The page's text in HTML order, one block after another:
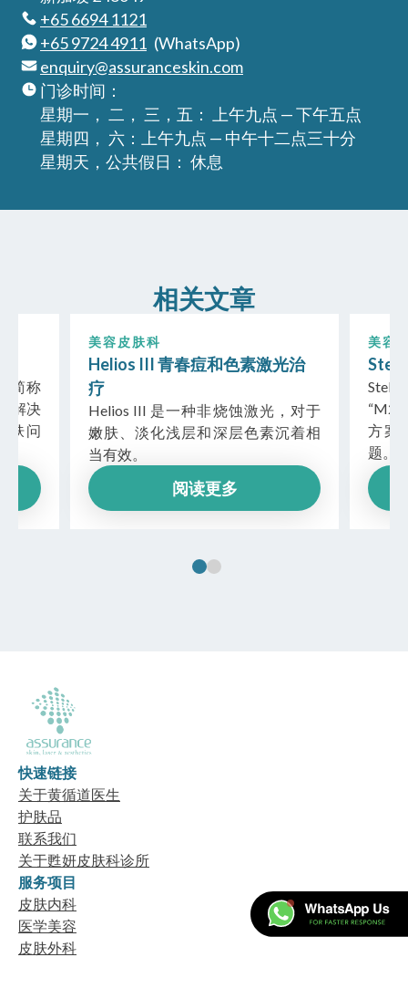
+65 6694 1121
+65 9724 4911 (WhatsApp)
enquiry@assuranceskin.com
门诊时间：
星期一， 二， 三，五： 上午九点 — 下午五点
星期四， 六：上午九点 — 中午十二点三十分
星期天，公共假日： 休息
相关文章
简称
解决
肤问
美容皮肤科
Helios III 青春痘和色素激光治
疗
Helios III 是一种非烧蚀激光，对于
嫩肤、淡化浅层和深层色素沉着相
当有效。
阅读更多
美容
方案
题。
快速链接
关于黄循道医生
护肤品
联系我们
关于甦妍皮肤科诊所
服务项目
皮肤内科
医学美容
皮肤外科